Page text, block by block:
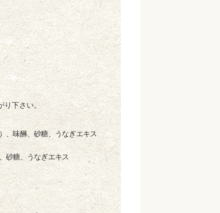
り下さい。
、味醂、砂糖、うなぎエキス
砂糖、うなぎエキス